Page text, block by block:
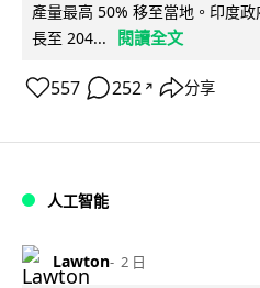
產量最高 50% 移至當地。印度
長至 204...
閱讀全文
557 252 ↗ 分享
人工智能
Lawton 2 日